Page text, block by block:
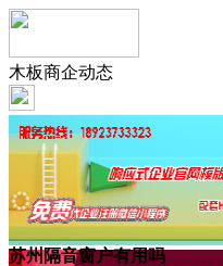
木板商企动态
苏州隔音窗户有用吗